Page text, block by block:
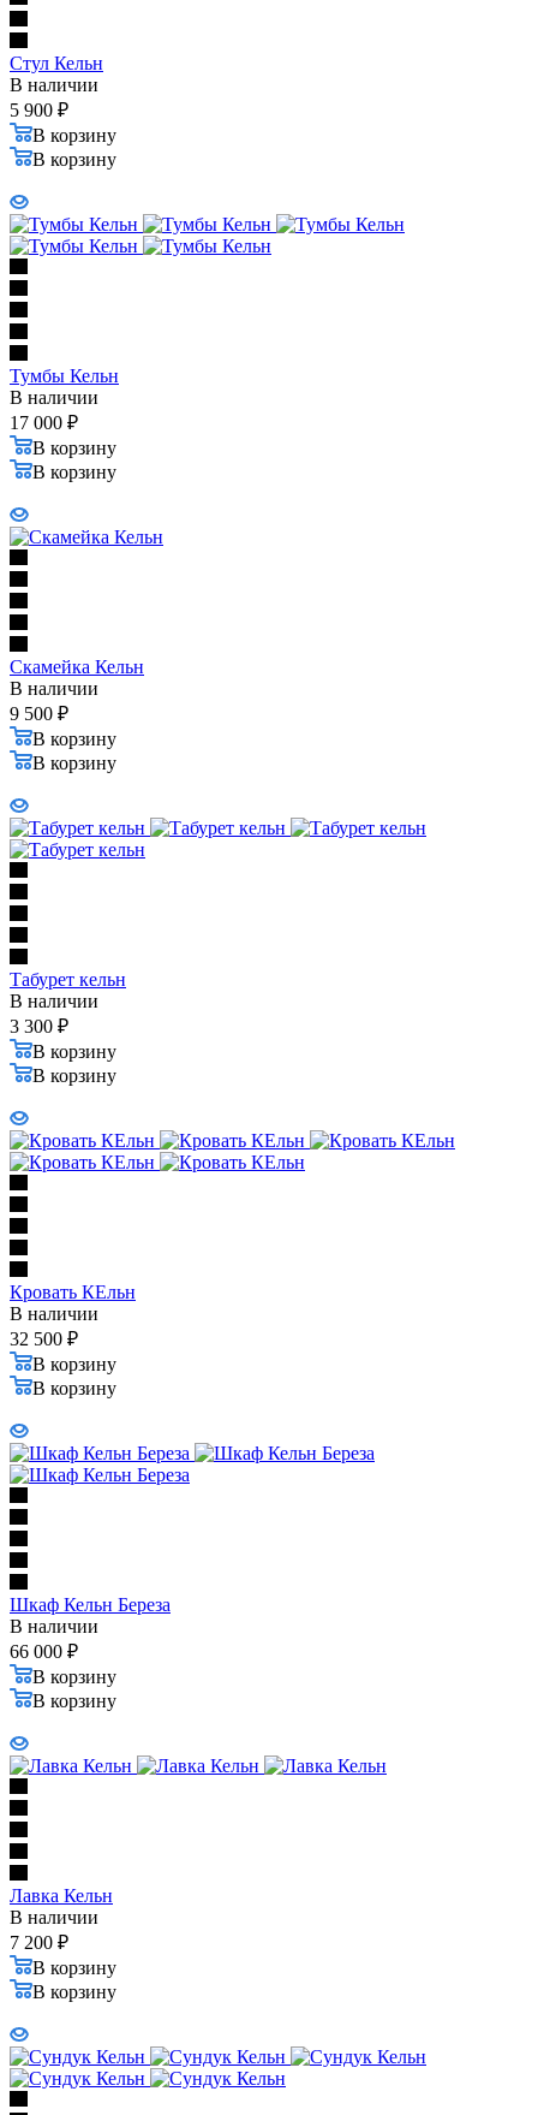
Стул Кельн
В наличии
5 900 ₽
В корзину
В корзину
Тумбы Кельн
В наличии
17 000 ₽
В корзину
В корзину
Скамейка Кельн
В наличии
9 500 ₽
В корзину
В корзину
Табурет кельн
В наличии
3 300 ₽
В корзину
В корзину
Кровать КЕльн
В наличии
32 500 ₽
В корзину
В корзину
Шкаф Кельн Береза
В наличии
66 000 ₽
В корзину
В корзину
Лавка Кельн
В наличии
7 200 ₽
В корзину
В корзину